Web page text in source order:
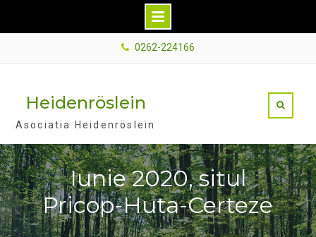
0262-224166
Heidenröslein
Asociatia Heidenröslein
Iunie 2020, situl
Pricop-Huta-Certeze